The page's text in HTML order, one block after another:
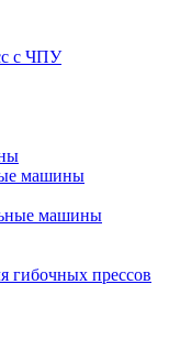
с ЧПУ
машины
машины
гибочных прессов